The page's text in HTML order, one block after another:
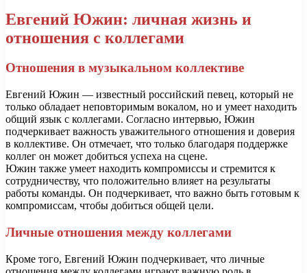
Евгений Южин: личная жизнь и
отношения с коллегами
Отношения в музыкальном коллективе
Евгений Южин — известный российский певец, который не
только обладает неповторимым вокалом, но и умеет находить
общий язык с коллегами. Согласно интервью, Южин
подчеркивает важность уважительного отношения и доверия
в коллективе. Он отмечает, что только благодаря поддержке
коллег он может добиться успеха на сцене.
Южин также умеет находить компромиссы и стремится к
сотрудничеству, что положительно влияет на результаты
работы команды. Он подчеркивает, что важно быть готовым к
компромиссам, чтобы добиться общей цели.
Личные отношения между коллегами
Кроме того, Евгений Южин подчеркивает, что личные